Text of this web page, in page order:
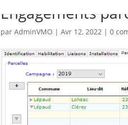
Engagements
parAdminVMO |Avr 12, 2022 |0